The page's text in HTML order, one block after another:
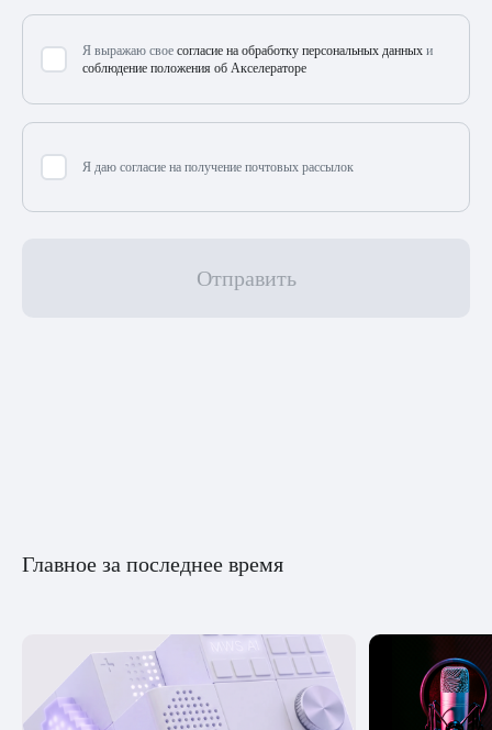
Я выражаю свое согласие на обработку персональных данных и
соблюдение положения об Акселераторе
Я даю согласие на получение почтовых рассылок
Отправить
Главное за последнее время